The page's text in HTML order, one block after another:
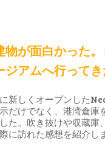
物が面白かった
ジアムへ行って
新しくオープンした
だけでなく、港湾倉庫
た。吹き抜けや収蔵庫
に訪れた感想を紹介し